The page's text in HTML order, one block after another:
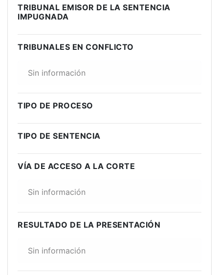
TRIBUNAL EMISOR DE LA SENTENCIA
IMPUGNADA
TRIBUNALES EN CONFLICTO
Sin información
TIPO DE PROCESO
TIPO DE SENTENCIA
VÍA DE ACCESO A LA CORTE
Sin información
RESULTADO DE LA PRESENTACIÓN
Sin información